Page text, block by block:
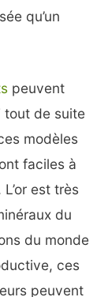
qu’un
peuvent
tout de suite
modèles
faciles à
est très
du
du monde
ces
peuvent